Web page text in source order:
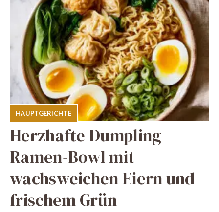
HAUPTGERICHTE
Herzhafte Dumpling-
Ramen-Bowl mit
wachsweichen Eiern und
frischem Grün